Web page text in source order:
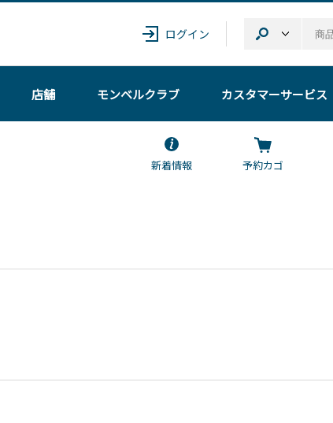
ログイン
店舗 モンベルクラブ カスタマーサービス
新着情報 予約カゴ